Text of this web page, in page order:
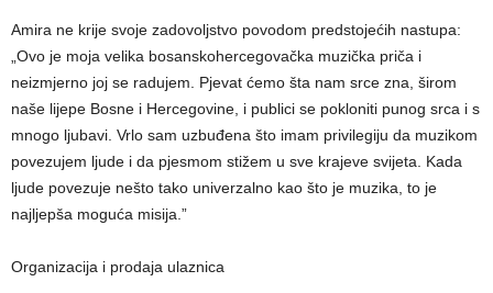
Amira ne krije svoje zadovoljstvo povodom predstojećih nastupa:
„Ovo je moja velika bosanskohercegovačka muzička priča i
neizmjerno joj se radujem. Pjevat ćemo šta nam srce zna, širom
naše lijepe Bosne i Hercegovine, i publici se pokloniti punog srca i s
mnogo ljubavi. Vrlo sam uzbuđena što imam privilegiju da muzikom
povezujem ljude i da pjesmom stižem u sve krajeve svijeta. Kada
ljude povezuje nešto tako univerzalno kao što je muzika, to je
najljepša moguća misija.”
Organizacija i prodaja ulaznica